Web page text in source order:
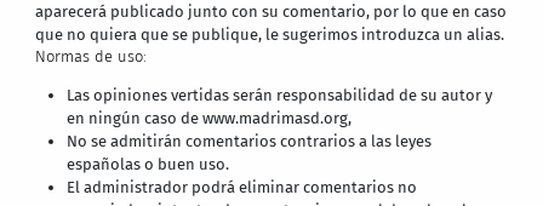
aparecerá publicado junto con su comentario, por lo que en caso
que no quiera que se publique, le sugerimos introduzca un alias.
Normas de uso:
Las opiniones vertidas serán responsabilidad de su autor y
en ningún caso de www.madrimasd.org,
No se admitirán comentarios contrarios a las leyes
españolas o buen uso.
El administrador podrá eliminar comentarios no